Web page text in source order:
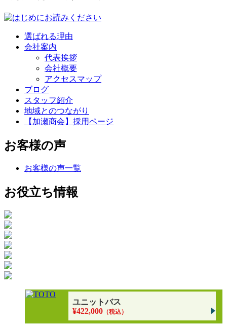
選ばれる理由
会社案内
代表挨拶
会社概要
アクセスマップ
ブログ
スタッフ紹介
地域とのつながり
【加瀬商会】採用ページ
お客様の声
お客様の声一覧
お役立ち情報
ユニットバス
¥422,000 （税込）